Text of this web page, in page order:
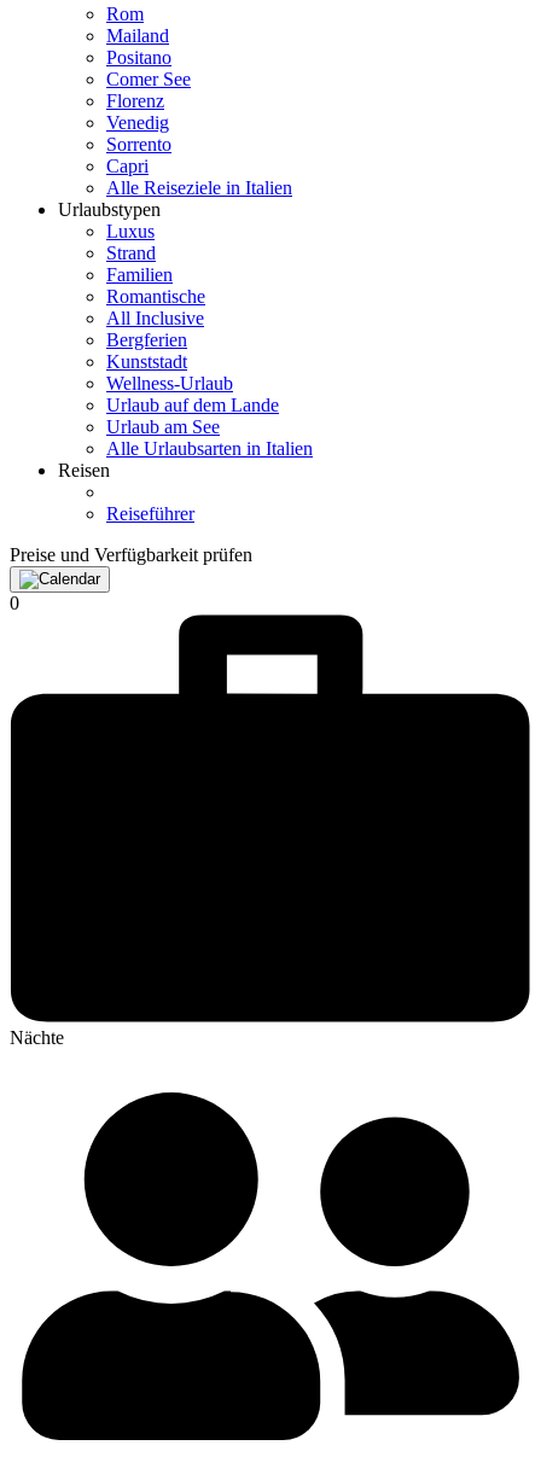
Rom
Mailand
Positano
Comer See
Florenz
Venedig
Sorrento
Capri
Alle Reiseziele in Italien
Urlaubstypen
Luxus
Strand
Familien
Romantische
All Inclusive
Bergferien
Kunststadt
Wellness-Urlaub
Urlaub auf dem Lande
Urlaub am See
Alle Urlaubsarten in Italien
Reisen
Reiseführer
Preise und Verfügbarkeit prüfen
0
Nächte